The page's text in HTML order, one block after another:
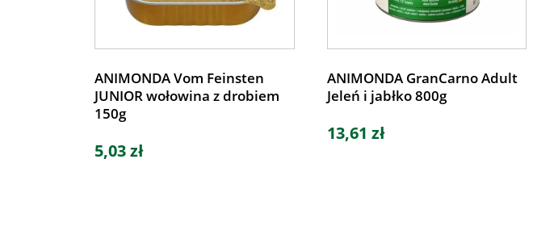
ANIMONDA Vom Feinsten
JUNIOR wołowina z drobiem
150g
5,03 zł
ANIMONDA GranCarno Adult
Jeleń i jabłko 800g
13,61 zł